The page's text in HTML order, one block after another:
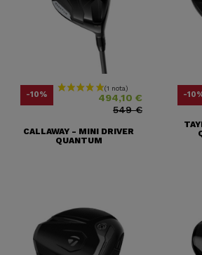
-10% Precio 494,10 €
Precio base
549 €
CALLAWAY - MINI DRIVER
QUANTUM
-